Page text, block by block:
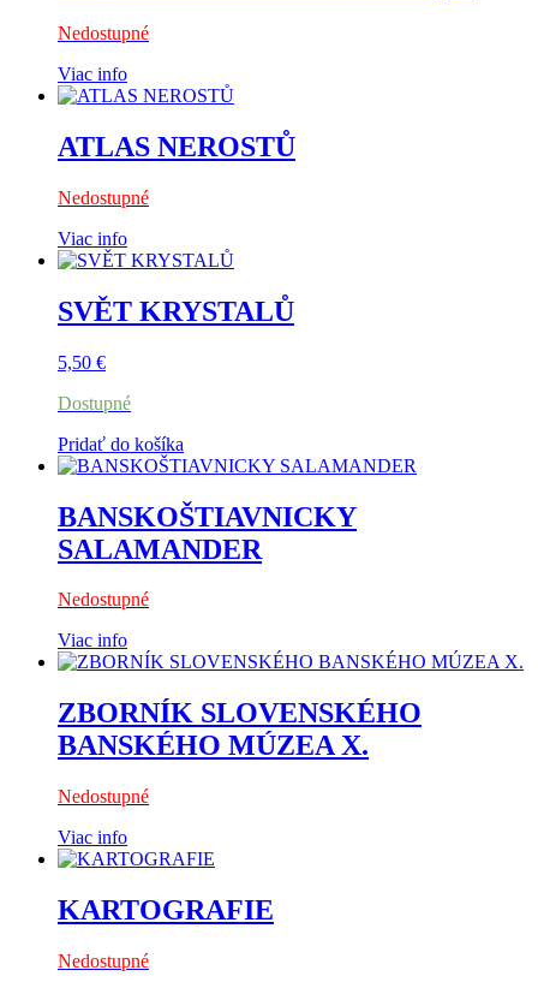
Nedostupné
Viac info
ATLAS NEROSTŮ
Nedostupné
Viac info
SVĚT KRYSTALŮ
5,50 €
Dostupné
Pridať do košíka
BANSKOŠTIAVNICKY
SALAMANDER
Nedostupné
Viac info
ZBORNÍK SLOVENSKÉHO
BANSKÉHO MÚZEA X.
Nedostupné
Viac info
KARTOGRAFIE
Nedostupné